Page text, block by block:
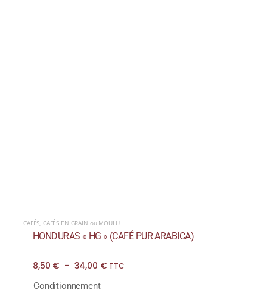
CAFÉS, CAFÉS EN GRAIN ou MOULU
HONDURAS « HG » (CAFÉ PUR ARABICA)
8,50 € – 34,00 €Plage
TTC
Conditionnement